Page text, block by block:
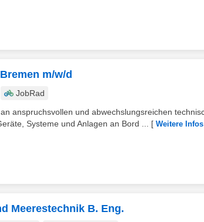
m/w/d
JobRad
anspruchsvollen und abwechslungsreichen
Systeme und Anlagen an Bord ...
[ Weitere Infos
Meerestechnik B. Eng.